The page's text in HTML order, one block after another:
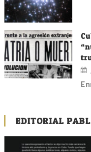
EDITORIAL